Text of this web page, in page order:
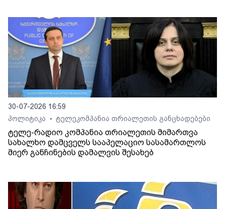
30-07-2026 16:59
პოლიტიკა
• ტელეკომპანია თრიალეთის განცხადებები
ტელე-რადიო კომპანია თრიალეთის მიმართვა
სახალხო დამცველს სააპელაციო სასამართლოს
მიერ განჩინების დამალვის შესახებ